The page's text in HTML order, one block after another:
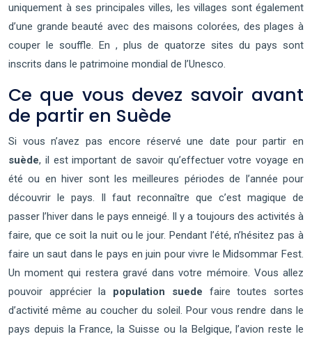
uniquement à ses principales villes, les villages sont également
d’une grande beauté avec des maisons colorées, des plages à
couper le souffle. En , plus de quatorze sites du pays sont
inscrits dans le patrimoine mondial de l’Unesco.
Ce que vous devez savoir avant
de partir en Suède
Si vous n’avez pas encore réservé une date pour partir en
suède, il est important de savoir qu’effectuer votre voyage en
été ou en hiver sont les meilleures périodes de l’année pour
découvrir le pays. Il faut reconnaître que c’est magique de
passer l’hiver dans le pays enneigé. Il y a toujours des activités à
faire, que ce soit la nuit ou le jour. Pendant l’été, n’hésitez pas à
faire un saut dans le pays en juin pour vivre le Midsommar Fest.
Un moment qui restera gravé dans votre mémoire. Vous allez
pouvoir apprécier la population suede faire toutes sortes
d’activité même au coucher du soleil. Pour vous rendre dans le
pays depuis la France, la Suisse ou la Belgique, l’avion reste le